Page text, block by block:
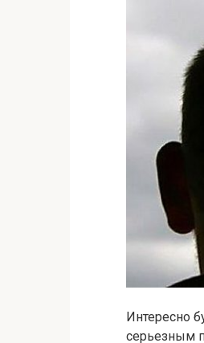
Интересно
серьезным